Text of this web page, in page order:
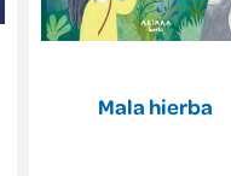
Mala hierba